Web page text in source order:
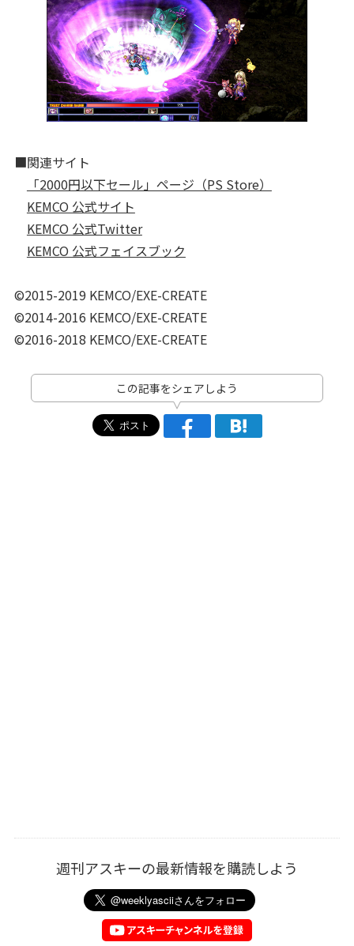
■関連サイト
「2000円以下セール」ページ（PS Store）
KEMCO 公式サイト
KEMCO 公式Twitter
KEMCO 公式フェイスブック
©2015-2019 KEMCO/EXE-CREATE
©2014-2016 KEMCO/EXE-CREATE
©2016-2018 KEMCO/EXE-CREATE
この記事をシェアしよう
週刊アスキーの最新情報を購読しよう